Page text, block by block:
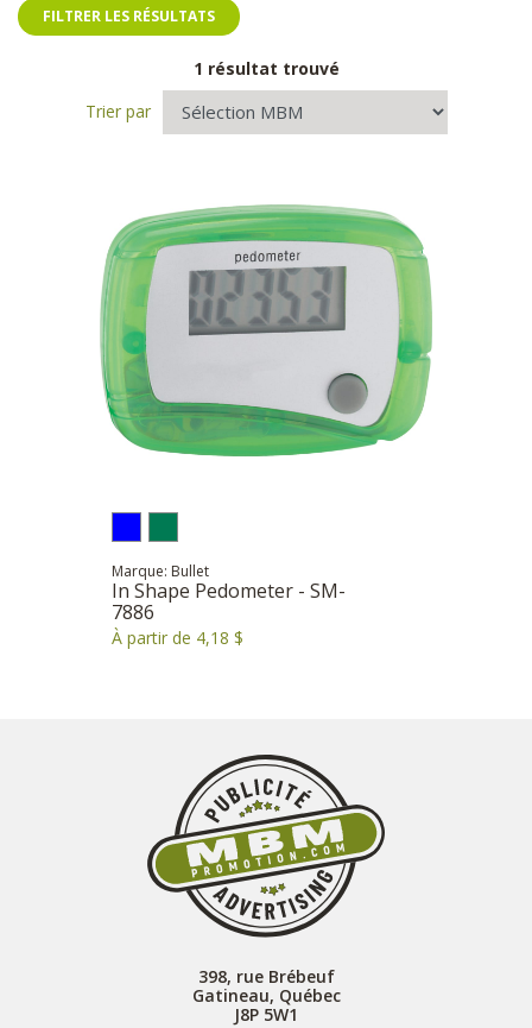
FILTRER LES RÉSULTATS
1 résultat trouvé
Trier par
Marque: Bullet
In Shape Pedometer - SM-
7886
À partir de 4,18 $
398, rue Brébeuf
Gatineau, Québec
J8P 5W1